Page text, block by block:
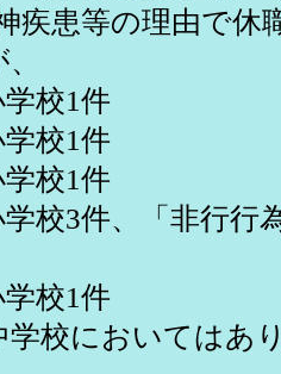
疾患等の理由で休
校1件
校1件
校1件
校3件、「非行行
校1件
校においてはあ